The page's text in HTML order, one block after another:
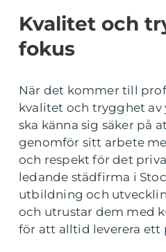
Kvalitet och
fokus
När det kommer till
kvalitet och trygghet av
ska känna sig säker på
genomför sitt arbete
och respekt för det
ledande städfirma i
utbildning och
och utrustar dem med
för att alltid leverera ett